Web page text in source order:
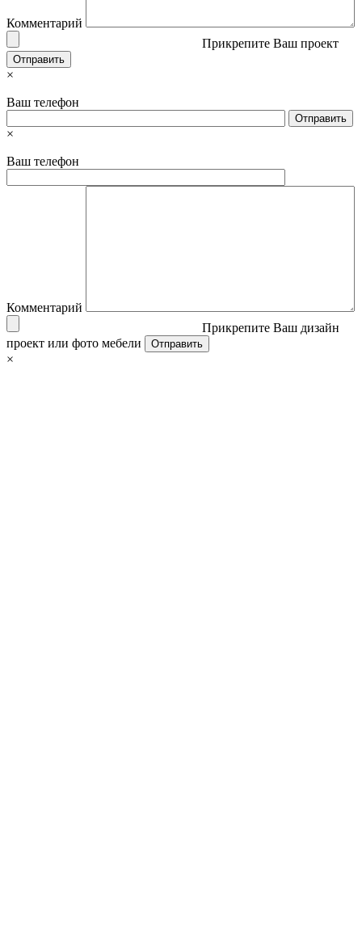
Комментарий
Прикрепите Ваш проект
×
Ваш телефон
×
Ваш телефон
Комментарий
Прикрепите Ваш дизайн
проект или фото мебели
×